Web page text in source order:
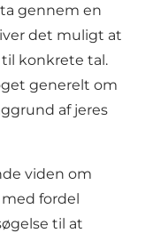
gennem en
det muligt at
konkrete tal.
generelt om
af jeres
viden om
fordel
til at